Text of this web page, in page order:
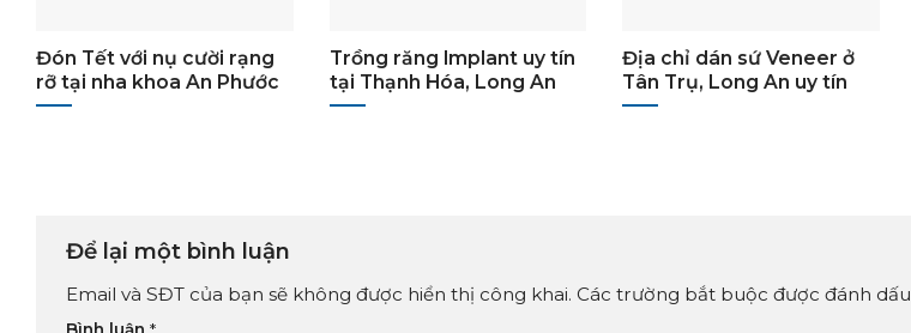
Đón Tết với nụ cười rạng
rỡ tại nha khoa An Phước
Trồng răng Implant uy tín
tại Thạnh Hóa, Long An
Địa chỉ dán sứ Veneer ở
Tân Trụ, Long An uy tín
Để lại một bình luận
Email và SĐT của bạn sẽ không được hiển thị công khai. Các trường bắt buộc được đánh dấu